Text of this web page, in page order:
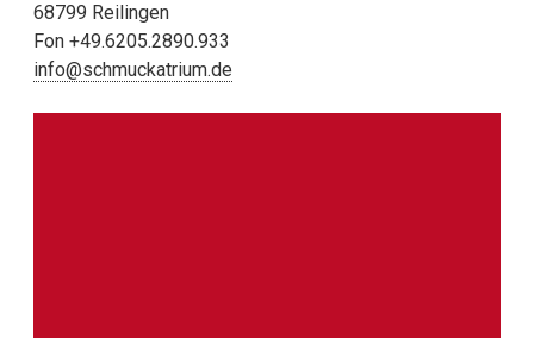
68799 Reilingen
Fon +49.6205.2890.933
info@schmuckatrium.de